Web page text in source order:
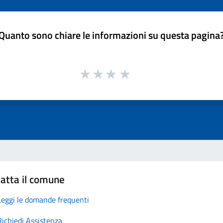
sono chiare le informazioni su questa
il comune
le domande frequenti
Assistenza